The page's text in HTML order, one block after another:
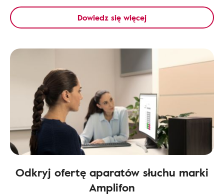
Dowiedz się więcej
Odkryj ofertę aparatów słuchu marki
Amplifon